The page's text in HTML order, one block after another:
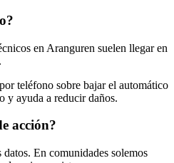
en Aranguren suelen llegar en
teléfono sobre bajar el automático
y ayuda a reducir daños.
acción?
En comunidades solemos